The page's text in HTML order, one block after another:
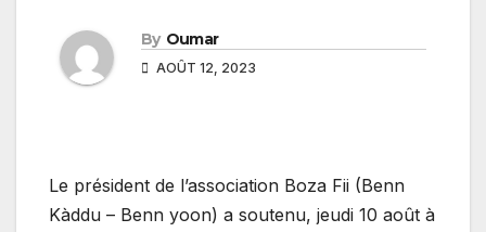
By Oumar
AOÛT 12, 2023
Le président de l’association Boza Fii (Benn
Kàddu – Benn yoon) a soutenu, jeudi 10 août à